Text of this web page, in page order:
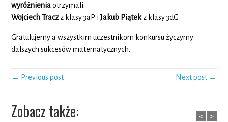
wyróżnieniaotrzymali:
Wojciech Traczz klasy 3aP iJakub Piątekz klasy 3dG
Gratulujemy a wszystkim uczestnikom konkursu życzymy
dalszych sukcesów matematycznych.
← Previous post Next post →
Zobacz także: < >